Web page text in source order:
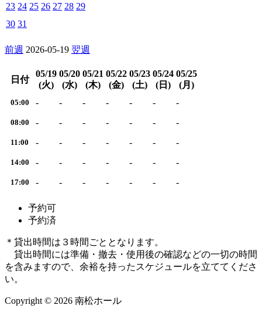
23 24 25 26 27 28 29
30 31
前週 2026-05-19 翌週
日付
05/19
(火)
05/20
(水)
05/21
(木)
05/22
(金)
05/23
(土)
05/24
(日)
05/25
(月)
05:00 - - - - - - -
08:00 - - - - - - -
11:00 - - - - - - -
14:00 - - - - - - -
17:00 - - - - - - -
予約可
予約済
＊貸出時間は３時間ごととなります。
貸出時間には準備・撤去・使用後の確認などの一切の時間
を含みますので、余裕を持ったスケジュールを立ててくださ
い。
Copyright © 2026 南松ホール